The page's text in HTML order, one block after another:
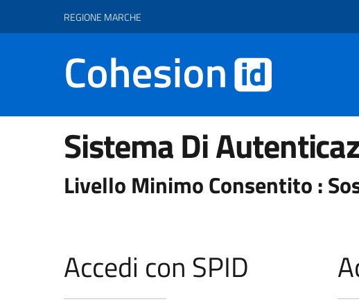
REGIONE MARCHE
Sistema Di
Livello Minimo Consentito :
Accedi con SPID